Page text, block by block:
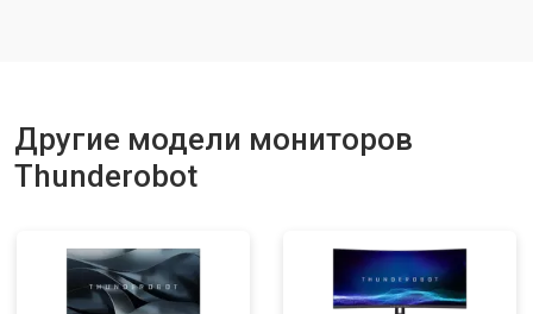
Другие модели мониторов
Thunderobot